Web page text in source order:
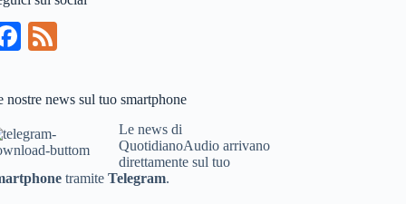
Fa
bo
ok
nostre news sul tuo smartphone
Le news di
QuotidianoAudio arrivano
direttamente sul tuo
tramiteTelegram.